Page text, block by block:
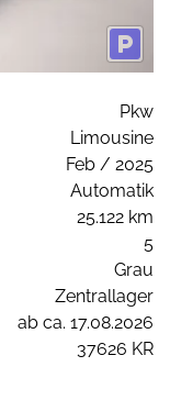
Pkw
Limousine
Feb / 2025
Automatik
25.122 km
5
Grau
Zentrallager
ab ca. 17.08.2026
37626 KR